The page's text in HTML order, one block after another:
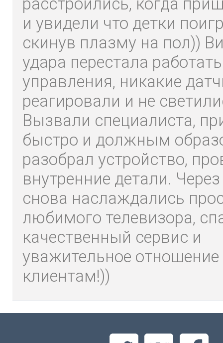
и увидели что детки
скинув плазму на пол))
удара перестала
управления, никакие
реагировали и не
Вызвали специалиста,
быстро и должным
разобрал устройство,
внутренние детали.
снова наслаждались
любимого телевизора,
качественный сервис и
уважительное отношение
клиентам!))